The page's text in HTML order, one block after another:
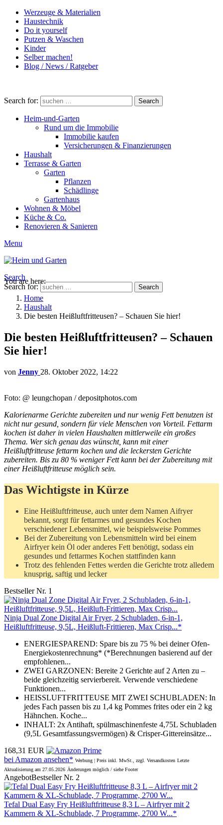
Werzeuge & Materialien
Haustechnik
Do it yourself
Putzen & Waschen
Kinder
Selber machen!
Blog / News / Ratgeber
Search for: Search
Heim-und-Garten
Rund um die Immobilie
Immobilie kaufen
Versicherungen & Finanzierungen
Haushalt
Terrasse & Garten
Garten
Pflanzen
Schädlinge
Gartenhaus
Wohnen & Möbel
Küche & Co.
Renovieren & Sanieren
Menu
Search
Search for:
Search
You are here:
Home
Haushalt
Die besten Heißluftfritteusen? – Schauen Sie hier!
Die besten Heißluftfritteusen? – Schauen
Sie hier!
von Jenny 28. Oktober 2022, 14:22
Foto: @ leungchopan / depositphotos.com
Kalorienarme Gerichte zubereiten und nur wenig Fett benutzen ist
nicht nur gesund, sondern für viele Menschen von Vorteil. Fettarm
kochen ist daher in vielen Haushalten mittlerweile ein großes
Thema. Wer sich genau das wünscht, kann mit einer
Heißluftfritteuse fettarm kochen und die leckersten Gerichte
zubereiten. Bis zu 80 % weniger Fett kann bei der Zubereitung mit
einer Heißluftfritteuse möglich sein.
Das Wichtigste in Kürze
Eine Heißluftfritteuse, auch unter dem Namen Aifryer
bekannt, sorgt für fettarmes und gesundes Kochen
verschiedener Lebensmittel, wie beispielsweise Pommes
Bei der Zubereitung von Lebensmitteln wird bei einem
Airfryer kein Öl oder anderes Fett benötigt, sodass ein
gesundes und fettarmes Kochen stattfinden kann
Trotz des fehlenden Fettes werden die Gerichte trotz alledem
knusprig, saftig und lecker
Bestseller Nr. 1
Ninja Dual Zone Digital Air Fryer, 2 Schubladen, 6-in-1,
Heißluftfritteuse, 9,5L, Heißluft-Frittieren, Max Crisp...*
ENERGIESPAREND: Spare bis zu 75 % bei deiner Ofen-
Energiekostenrechnung* (*Berechnungen basierend auf der
empfohlenen...
ZWEI GARZONEN: Bereite 2 Gerichte auf 2 Arten zu –
beide gleichzeitig servierbereit. Verwende verschiedene
Funktionen...
HEISSLUFTFRITTEUSE MIT ZWEI SCHUBLADEN: In
jedes Fach passen bis zu 1,4 kg Pommes frites oder ein 2 kg
Hähnchen. Koche...
INHALT: 2x Antihaft, spülmaschinenfeste 4,75L Schubladen
(9,5L Gesamtfassungsvermögen) & Crisper-Gittereinsätze...
168,31 EUR
bei Amazon ansehen* Werbung | Preis inkl. MwSt., zzgl. Versandkosten Letzte
Aktualisierung am 27.05.2026 Änderungen möglich / siehe Footer
AngebotBestseller Nr. 2
Tefal Dual Easy Fry Heißluftfritteuse 8,3 L – Airfryer mit 2
Kammern & XL-Schublade, 7 Programme, 2700 W...*